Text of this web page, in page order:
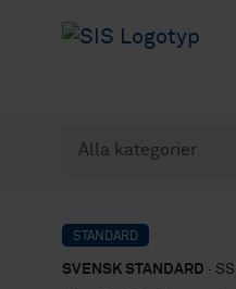
STANDARD
SVENSK STANDARD ·